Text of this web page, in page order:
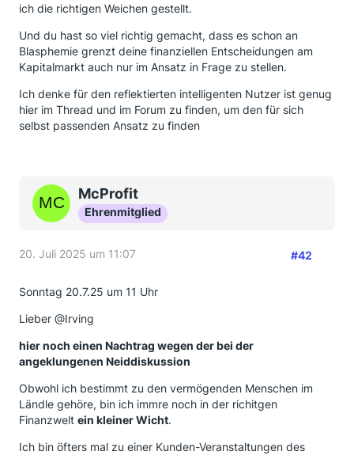
ich die richtigen Weichen gestellt.
Und du hast so viel richtig gemacht, dass es schon an
Blasphemie grenzt deine finanziellen Entscheidungen am
Kapitalmarkt auch nur im Ansatz in Frage zu stellen.
Ich denke für den reflektierten intelligenten Nutzer ist genug
hier im Thread und im Forum zu finden, um den für sich
selbst passenden Ansatz zu finden
McProfit
Ehrenmitglied
20. Juli 2025 um 11:07 #42
Sonntag 20.7.25 um 11 Uhr
Lieber @Irving
hier noch einen Nachtrag wegen der bei der
angeklungenen Neiddiskussion
Obwohl ich bestimmt zu den vermögenden Menschen im
Ländle gehöre, bin ich immre noch in der richitgen
Finanzwelt ein kleiner Wicht.
Ich bin öfters mal zu einer Kunden-Veranstaltungen des